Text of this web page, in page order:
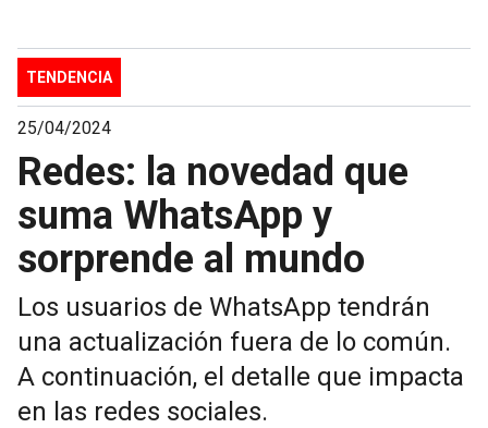
TENDENCIA
25/04/2024
Redes: la novedad que
suma WhatsApp y
sorprende al mundo
Los usuarios de WhatsApp tendrán
una actualización fuera de lo común.
A continuación, el detalle que impacta
en las redes sociales.